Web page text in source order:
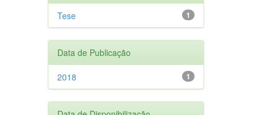
1
Tese
Data de Publicação
1
2018